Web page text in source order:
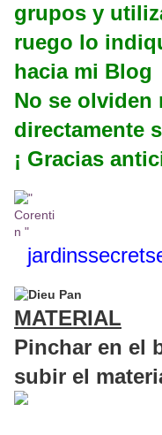
grupos y
ruego lo
hacia mi Blog
No se olviden
directamente
¡ Gracias
MATERIAL
Pinchar en el
subir el